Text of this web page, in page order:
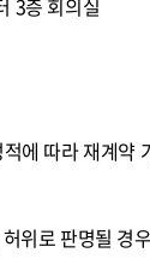
3층 회의실
에 따라 재계약
위로 판명될 경